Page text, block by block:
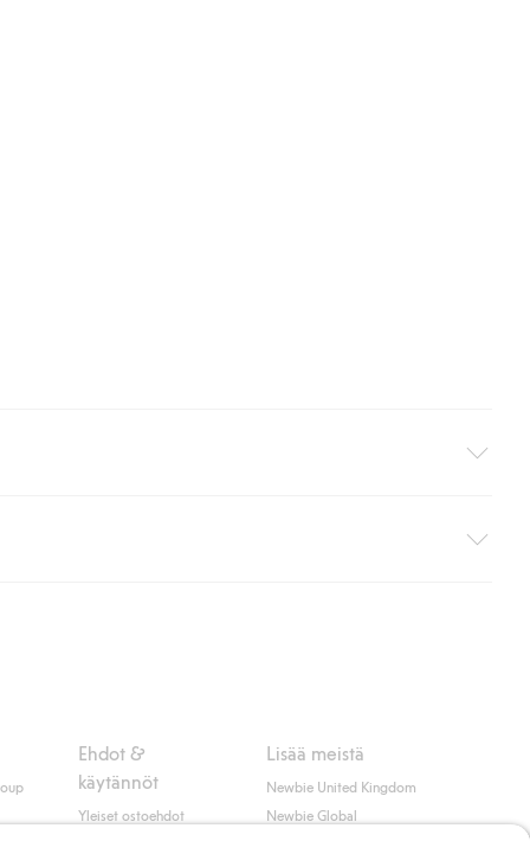
(ei koske kotiinkuljetusta). Toimituskulut
Ehdot &
käytännöt
Yleiset ostoehdot
Lisää meistä
Newbie United Kingdom
Newbie Global